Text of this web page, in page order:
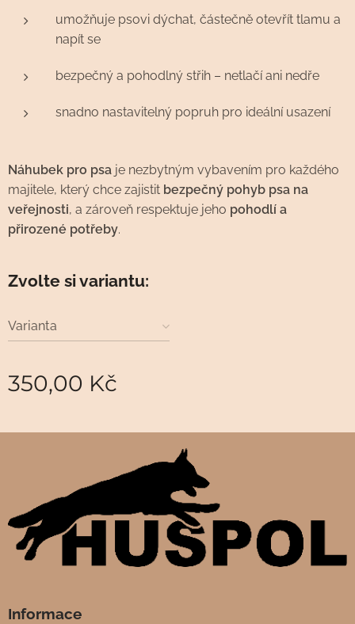
umožňuje psovi dýchat, částečně otevřít tlamu a
napít se
bezpečný a pohodlný střih – netlačí ani nedře
snadno nastavitelný popruh pro ideální usazení
Náhubek pro psa je nezbytným vybavením pro každého
majitele, který chce zajistit bezpečný pohyb psa na
veřejnosti, a zároveň respektuje jeho pohodlí a
přirozené potřeby.
Zvolte si variantu:
Varianta
350,00 Kč
Informace